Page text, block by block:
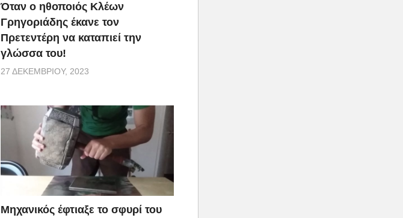
Όταν ο ηθοποιός Κλέων
Γρηγοριάδης έκανε τον
Πρετεντέρη να καταπιεί την
γλώσσα του!
27 ΔΕΚΕΜΒΡΊΟΥ, 2023
Μηχανικός έφτιαξε το σφυρί του